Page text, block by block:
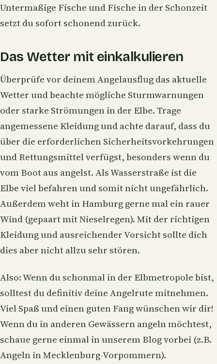
Untermaßige Fische und Fische in der Schonzeit
setzt du sofort schonend zurück.
Das Wetter mit einkalkulieren
Überprüfe vor deinem Angelausflug das aktuelle
Wetter und beachte mögliche Sturmwarnungen
oder starke Strömungen in der Elbe. Trage
angemessene Kleidung und achte darauf, dass du
über die erforderlichen Sicherheitsvorkehrungen
und Rettungsmittel verfügst, besonders wenn du
vom Boot aus angelst. Als Wasserstraße ist die
Elbe viel befahren und somit nicht ungefährlich.
Außerdem weht in Hamburg gerne mal ein rauer
Wind (gepaart mit Nieselregen). Mit der richtigen
Kleidung und ausreichender Vorsicht sollte dich
dies aber nicht allzu sehr stören.
Also: Wenn du schonmal in der Elbmetropole bist,
solltest du definitiv deine Angelrute mitnehmen.
Viel Spaß und einen guten Fang wünschen wir dir!
Wenn du in anderen Gewässern angeln möchtest,
schaue gerne einmal in unserem Blog vorbei (z.B.
Angeln in Mecklenburg-Vorpommern).